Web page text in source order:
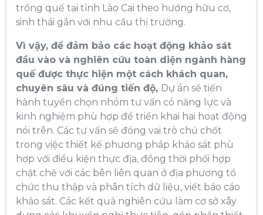
trồng quế tại tỉnh Lào Cai theo hướng hữu cơ,
sinh thái gắn với nhu cầu thị trường.
Vì vậy, để đảm bảo các hoạt động khảo sát
đầu vào và nghiên cứu toàn diện ngành hàng
quế được thực hiện một cách khách quan,
chuyên sâu và đúng tiến độ, Dự án sẽ tiến
hành tuyển chọn nhóm tư vấn có năng lực và
kinh nghiệm phù hợp để triển khai hai hoạt động
nói trên. Các tư vấn sẽ đóng vai trò chủ chốt
trong việc thiết kế phương pháp khảo sát phù
hợp với điều kiện thực địa, đồng thời phối hợp
chặt chẽ với các bên liên quan ở địa phương tổ
chức thu thập và phân tích dữ liệu, viết báo cáo
khảo sát. Các kết quả nghiên cứu làm cơ sở xây